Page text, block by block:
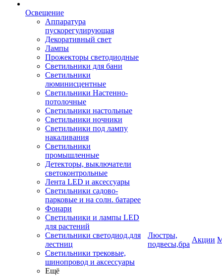
Освещение
Аппаратура
пускорегулирующая
Декоративный свет
Лампы
Прожекторы светодиодные
Светильники для бани
Светильники
люминисцентные
Светильники Настенно-
потолочные
Светильники настольные
Светильники ночники
Светильники под лампу
накаливания
Светильники
промышленные
Детекторы, выключатели
светоконтрольные
Лента LED и аксессуары
Светильники садово-
парковые и на солн. батарее
Фонари
Светильники и лампы LED
для растений
Светильники светодиод.для
лестниц
Светильники трековые,
шинопровод и аксессуары
Ещё
Люстры,
подвесы,бра
Акции